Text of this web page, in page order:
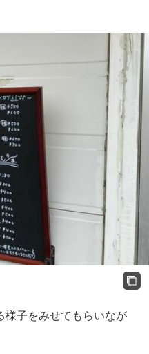
子をみせてもらいなが